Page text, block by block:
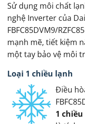
Sử dụng môi chất
nghệ Inverter của
FBFC85DVM9/
mạnh mẽ, tiết kiệm
một tay bảo vệ môi
Loại 1 chiều lạnh
Điều
1